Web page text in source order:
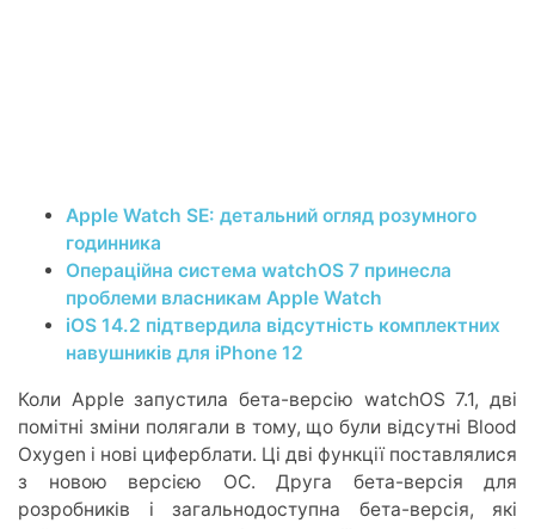
Apple Watch SE: детальний огляд розумного
годинника
Операційна система watchOS 7 принесла
проблеми власникам Apple Watch
iOS 14.2 підтвердила відсутність комплектних
навушників для iPhone 12
Коли Apple запустила бета-версію watchOS 7.1, дві
помітні зміни полягали в тому, що були відсутні Blood
Oxygen і нові циферблати. Ці дві функції поставлялися
з новою версією ОС. Друга бета-версія для
розробників і загальнодоступна бета-версія, які